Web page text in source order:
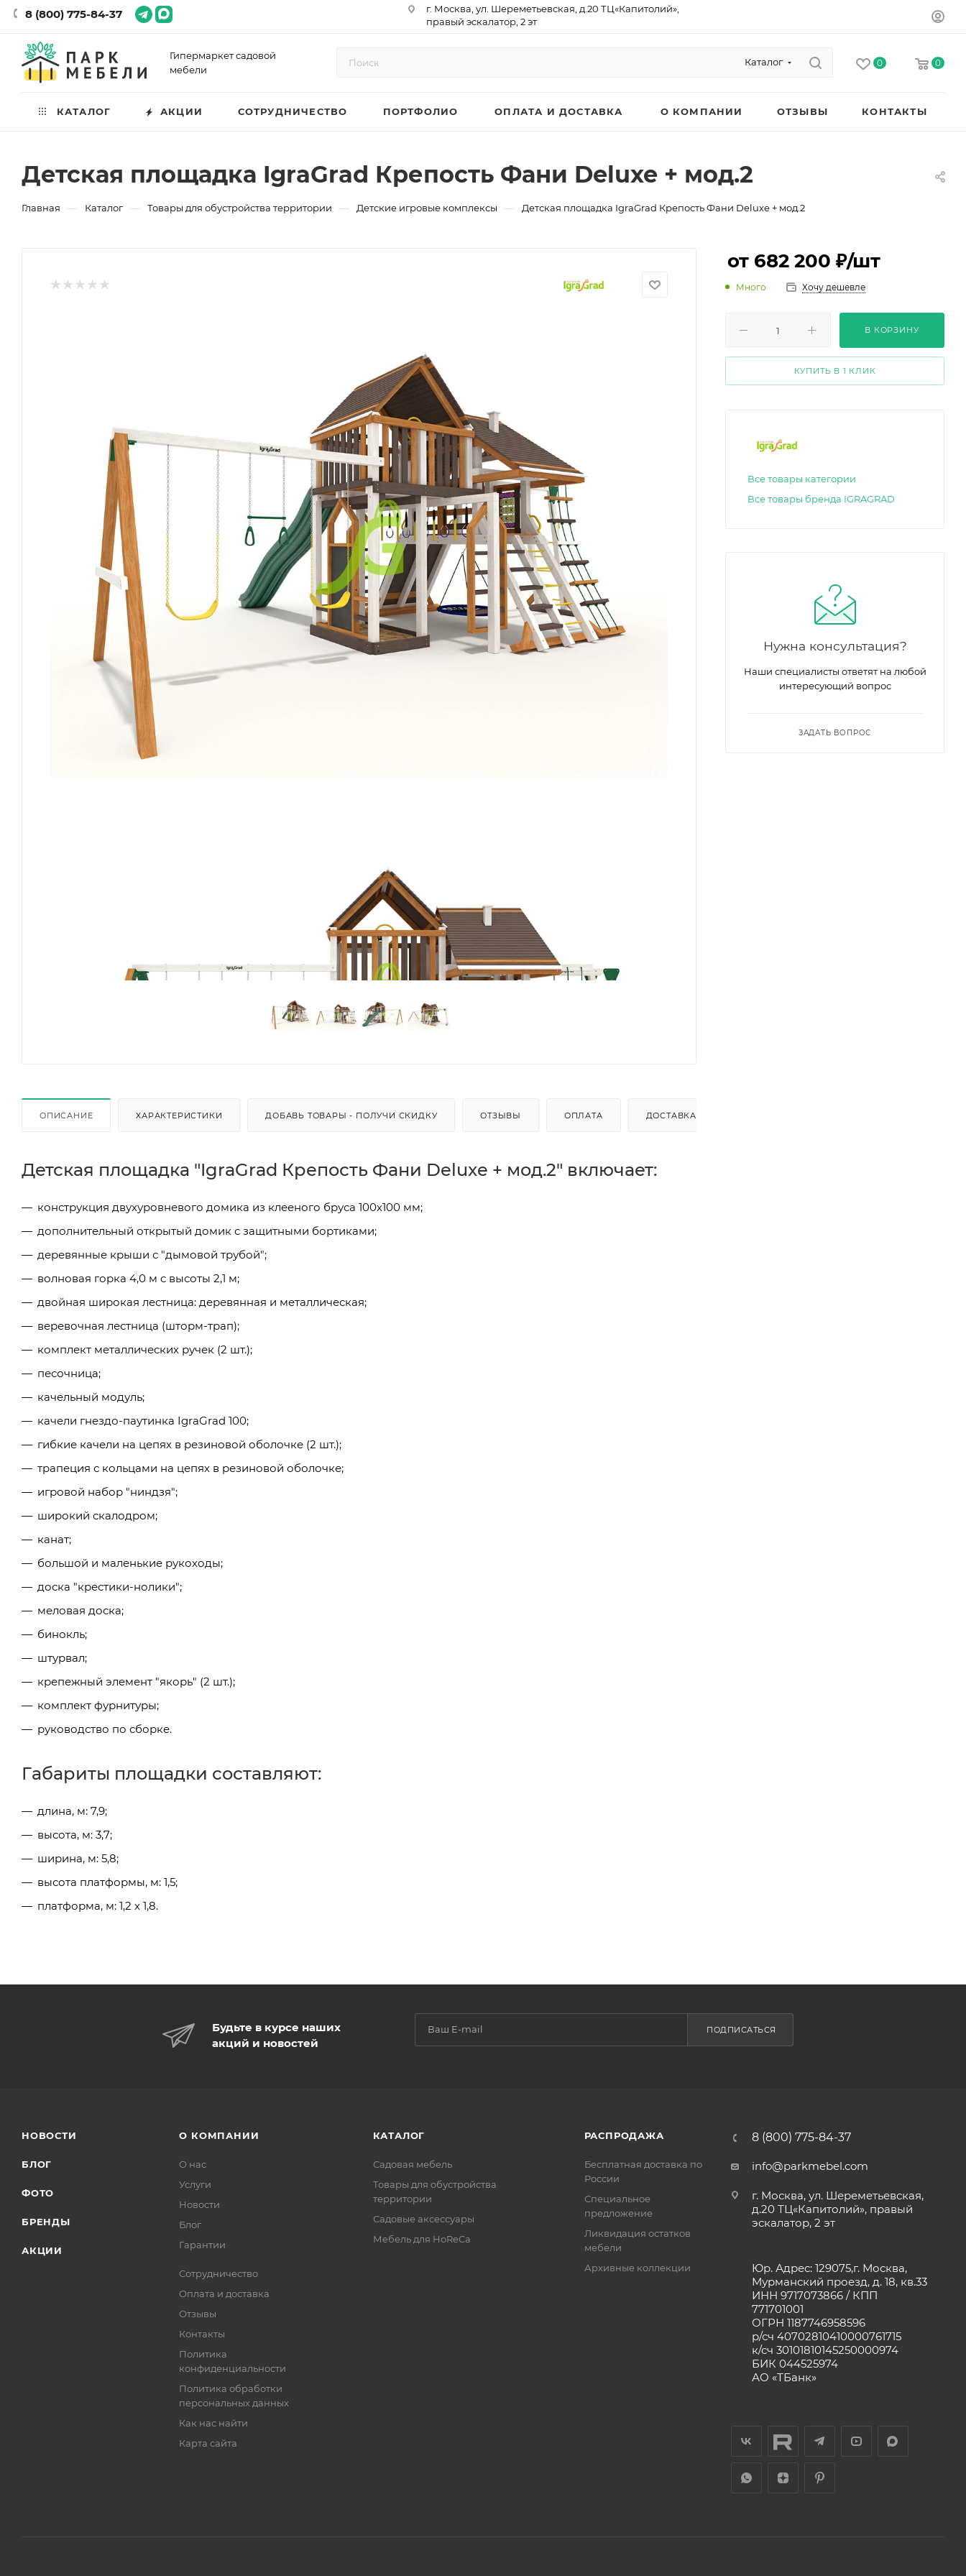
8 (800) 775-84-37
г. Москва, ул. Шереметьевская, д.20 ТЦ«Капитолий»,
правый эскалатор, 2 эт
р/сч 40702810410000761715
Гипермаркет садовой
мебели
Каталог 0 0
КАТАЛОГ АКЦИИ СОТРУДНИЧЕСТВО ПОРТФОЛИО ОПЛАТА И ДОСТАВКА О КОМПАНИИ ОТЗЫВЫ КОНТАКТЫ
Детская площадка IgraGrad Крепость Фани Deluxe + мод.2
Главная — Каталог — Товары для обустройства территории — Детские игровые комплексы — Детская площадка IgraGrad Крепость Фани Deluxe + мод.2
ОПИСАНИЕ ХАРАКТЕРИСТИКИ ДОБАВЬ ТОВАРЫ - ПОЛУЧИ СКИДКУ ОТЗЫВЫ ОПЛАТА ДОСТАВКА
Детская площадка "IgraGrad Крепость Фани Deluxe + мод.2" включает:
конструкция двухуровневого домика из клееного бруса 100х100 мм;
дополнительный открытый домик с защитными бортиками;
деревянные крыши с "дымовой трубой";
волновая горка 4,0 м c высоты 2,1 м;
двойная широкая лестница: деревянная и металлическая;
веревочная лестница (шторм-трап);
комплект металлических ручек (2 шт.);
песочница;
качельный модуль;
качели гнездо-паутинка IgraGrad 100;
гибкие качели на цепях в резиновой оболочке (2 шт.);
трапеция с кольцами на цепях в резиновой оболочке;
игровой набор "ниндзя";
широкий скалодром;
канат;
большой и маленькие рукоходы;
доска "крестики-нолики";
меловая доска;
бинокль;
штурвал;
крепежный элемент "якорь" (2 шт.);
комплект фурнитуры;
руководство по сборке.
Габариты площадки составляют:
длина, м: 7,9;
высота, м: 3,7;
ширина, м: 5,8;
высота платформы, м: 1,5;
платформа, м: 1,2 х 1,8.
от 682 200 ₽/шт
Много Хочу дешевле
В КОРЗИНУ
КУПИТЬ В 1 КЛИК
Все товары категории
Все товары бренда IGRAGRAD
Нужна консультация?
Наши специалисты ответят на любой
интересующий вопрос
ЗАДАТЬ ВОПРОС
Будьте в курсе наших
акций и новостей
ПОДПИСАТЬСЯ
НОВОСТИ
БЛОГ
ФОТО
БРЕНДЫ
АКЦИИ
О КОМПАНИИ
О нас
Услуги
Новости
Блог
Гарантии
Сотрудничество
Оплата и доставка
Отзывы
Контакты
Политика
конфиденциальности
Политика обработки
персональных данных
Как нас найти
Карта сайта
КАТАЛОГ
Садовая мебель
Товары для обустройства
территории
Садовые аксессуары
Мебель для HoReCa
РАСПРОДАЖА
Бесплатная доставка по
России
Специальное
предложение
Ликвидация остатков
мебели
Архивные коллекции
8 (800) 775-84-37
info@parkmebel.com
г. Москва, ул. Шереметьевская,
д.20 ТЦ«Капитолий», правый
эскалатор, 2 эт
Юр. Адрес: 129075,г. Москва,
Мурманский проезд, д. 18, кв.33
ИНН 9717073866 / КПП
771701001
ОГРН 1187746958596
р/сч 40702810410000761715
к/сч 30101810145250000974
БИК 044525974
АО «ТБанк»